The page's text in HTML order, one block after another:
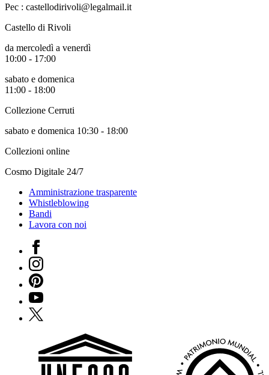
Pec : castellodirivoli@legalmail.it
Castello di Rivoli
da mercoledì a venerdì
10:00 - 17:00
sabato e domenica
11:00 - 18:00
Collezione Cerruti
sabato e domenica 10:30 - 18:00
Collezioni online
Cosmo Digitale 24/7
Amministrazione trasparente
Whistleblowing
Bandi
Lavora con noi
Facebook
Instagram
Pinterest
YouTube
X